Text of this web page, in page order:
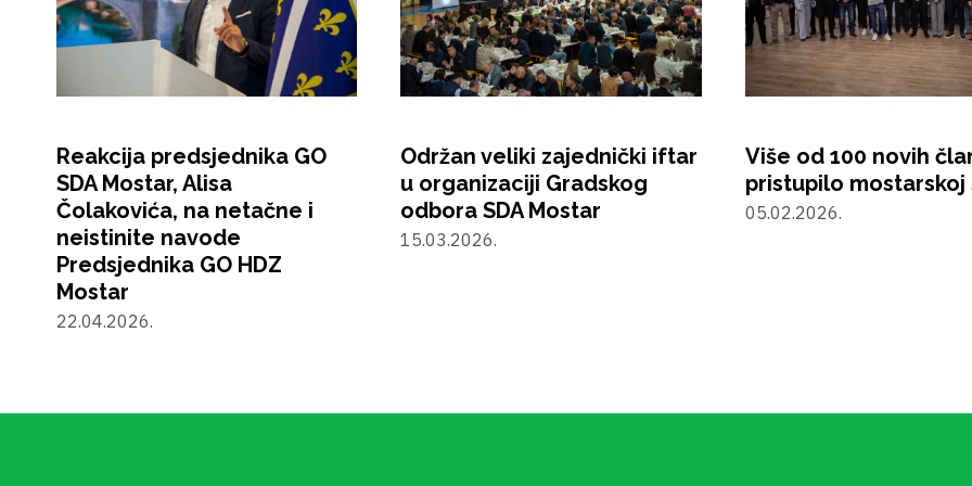
Reakcija predsjednika GO
SDA Mostar, Alisa
Čolakovića, na netačne i
neistinite navode
Predsjednika GO HDZ
Mostar
22.04.2026.
Održan veliki zajednički iftar
u organizaciji Gradskog
odbora SDA Mostar
15.03.2026.
Više od 100 novih
pristupilo mostarskoj
05.02.2026.